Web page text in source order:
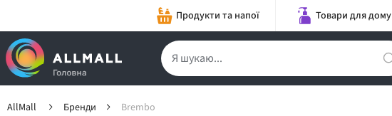
Продукти та напої Товари для дому
AllMall Бренди Brembo